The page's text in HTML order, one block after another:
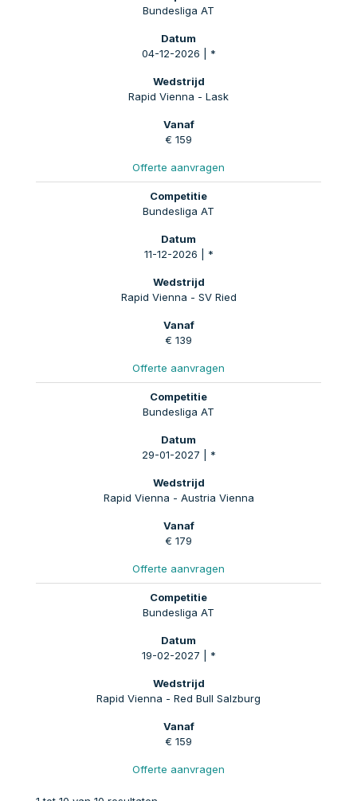
Bundesliga AT
04-12-2026 | *
Rapid Vienna - Lask
€ 159
Offerte aanvragen
Bundesliga AT
11-12-2026 | *
Rapid Vienna - SV Ried
€ 139
Offerte aanvragen
Bundesliga AT
29-01-2027 | *
Rapid Vienna - Austria Vienna
€ 179
Offerte aanvragen
Bundesliga AT
19-02-2027 | *
Rapid Vienna - Red Bull Salzburg
€ 159
Offerte aanvragen